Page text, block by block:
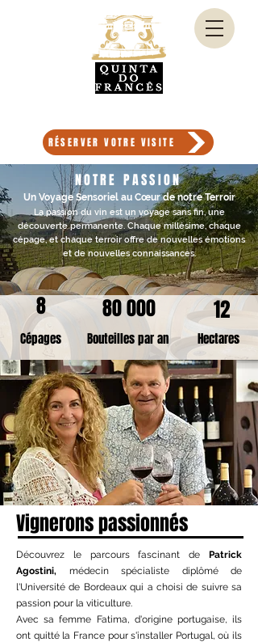
RÉSERVER VOTRE VISITE
NOTRE PASSION
Un Voyage Sensoriel au Cœur de notre Terroir
La passion du vin est un voyage sans fin, une
découverte permanente. Chaque millésime, chaque
cépage, et chaque terroir offre de nouvelles émotions
et de nouvelles connaissances.
8
Cépages
80 000
Bouteilles par an
12
Hectares
Vignerons passionnés
Découvrez le parcours fascinant de Patrick
Agostini, médecin spécialiste diplômé de
l'Université de Bordeaux qui a choisi de suivre sa
passion pour la viticulture.
Avec sa femme Fatima, d'origine portugaise, ils
ont quitté la France pour s'installer Portugal, où ils